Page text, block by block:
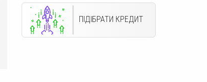
ПІДІБРАТИ КРЕДИТ